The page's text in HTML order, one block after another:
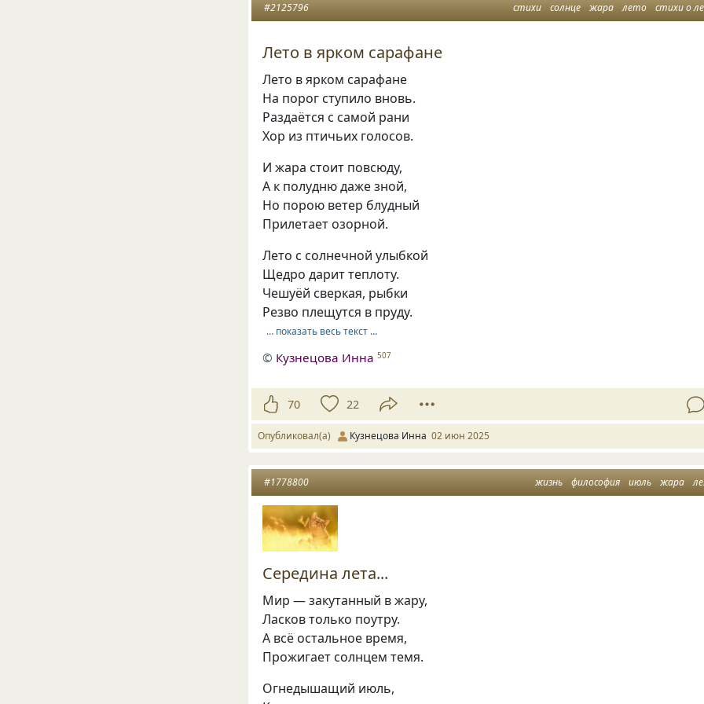
стихи солнце жара лето стихи о
#2125796
Лето в ярком сарафане
Лето в ярком сарафане
На порог ступило вновь.
Раздаётся с самой рани
Хор из птичьих голосов.
И жара стоит повсюду,
А к полудню даже зной,
Но порою ветер блудный
Прилетает озорной.
Лето с солнечной улыбкой
Щедро дарит теплоту.
Чешуёй сверкая, рыбки
Резво плещутся в пруду.
… показать весь текст …
© Кузнецова Инна 507
70 22
Опубликовал(а) Кузнецова Инна 02 июн 2025
жизнь философия июль жара
#1778800
Середина лета...
Мир — закутанный в жару,
Ласков только поутру.
А всё остальное время,
Прожигает солнцем темя.
Огнедышащий июль,